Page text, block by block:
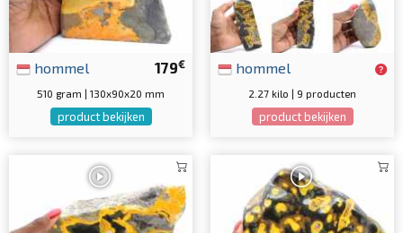
179€
hommel
510 gram | 130x90x20 mm
product bekijken
hommel
2.27 kilo | 9 producten
product bekijken